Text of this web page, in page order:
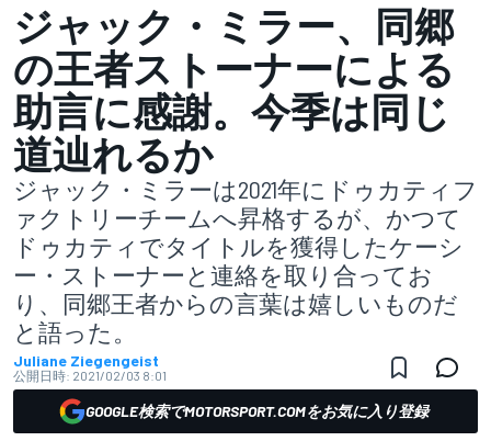
ジャック・ミラー、同郷
の王者ストーナーによる
助言に感謝。今季は同じ
道辿れるか
ジャック・ミラーは2021年にドゥカティフ
ァクトリーチームへ昇格するが、かつて
ドゥカティでタイトルを獲得したケーシ
ー・ストーナーと連絡を取り合ってお
り、同郷王者からの言葉は嬉しいものだ
と語った。
Juliane Ziegengeist
公開日時: 2021/02/03 8:01
GOOGLE検索でMOTORSPORT.COMをお気に入り登録